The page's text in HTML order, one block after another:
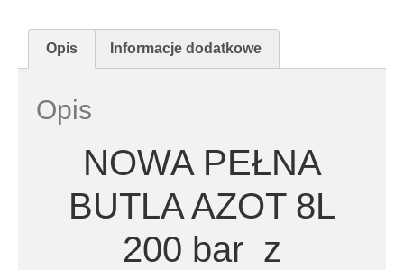
Opis Informacje dodatkowe
Opis
NOWA PEŁNA
BUTLA AZOT 8L
200 bar z